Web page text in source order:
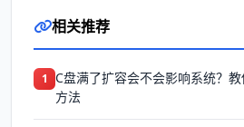
相关推荐
1
C盘满了扩容会不会影响系统？
方法